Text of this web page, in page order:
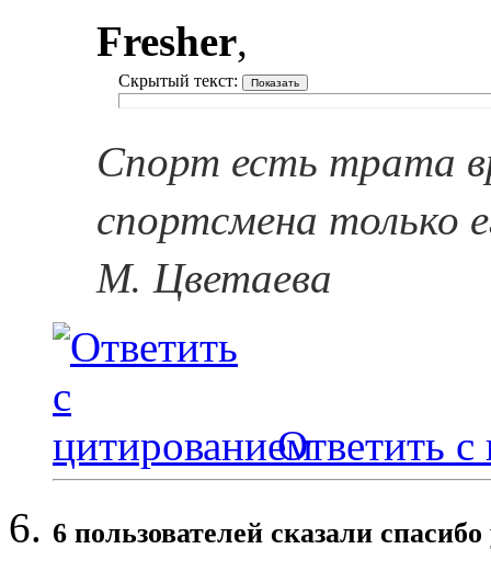
Fresher,
Скрытый текст:
Спорт есть трата
спортсмена только
М. Цветаева
Ответить с
6 пользователей сказали